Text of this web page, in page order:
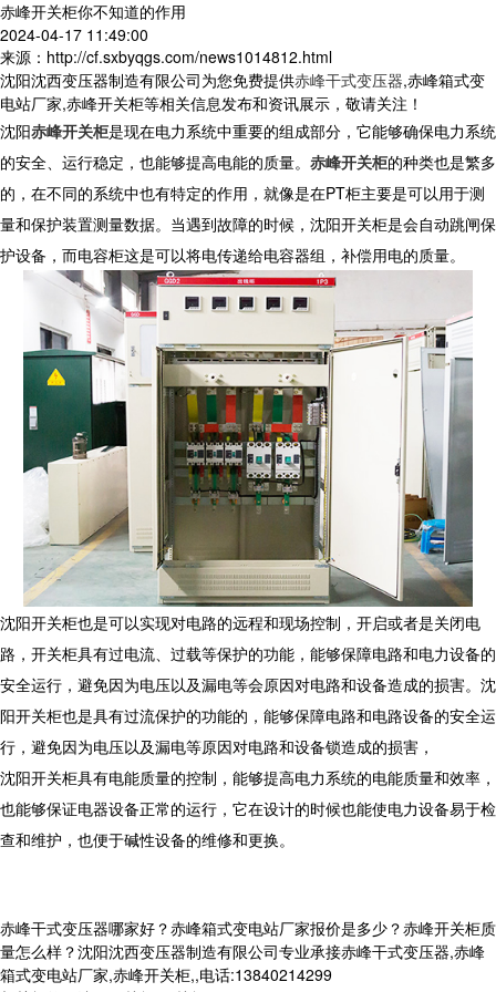
赤峰开关柜你不知道的作用
2024-04-17 11:49:00
来源：http://cf.sxbyqgs.com/news1014812.html
沈阳沈西变压器制造有限公司为您免费提供赤峰干式变压器,赤峰箱式变
电站厂家,赤峰开关柜等相关信息发布和资讯展示，敬请关注！
沈阳赤峰开关柜是现在电力系统中重要的组成部分，它能够确保电力系统
的安全、运行稳定，也能够提高电能的质量。 赤峰开关柜的种类也是繁多
的，在不同的系统中也有特定的作用，就像是在PT柜主要是可以用于测
量和保护装置测量数据。当遇到故障的时候，沈阳开关柜是会自动跳闸保
护设备，而电容柜这是可以将电传递给电容器组，补偿用电的质量。
沈阳开关柜也是可以实现对电路的远程和现场控制，开启或者是关闭电
路，开关柜具有过电流、过载等保护的功能，能够保障电路和电力设备的
安全运行，避免因为电压以及漏电等会原因对电路和设备造成的损害。沈
阳开关柜也是具有过流保护的功能的，能够保障电路和电路设备的安全运
行，避免因为电压以及漏电等原因对电路和设备锁造成的损害，
沈阳开关柜具有电能质量的控制，能够提高电力系统的电能质量和效率，
也能够保证电器设备正常的运行，它在设计的时候也能使电力设备易于检
查和维护，也便于碱性设备的维修和更换。
赤峰干式变压器哪家好？赤峰箱式变电站厂家报价是多少？赤峰开关柜质
量怎么样？沈阳沈西变压器制造有限公司专业承接赤峰干式变压器,赤峰
箱式变电站厂家,赤峰开关柜,,电话:13840214299